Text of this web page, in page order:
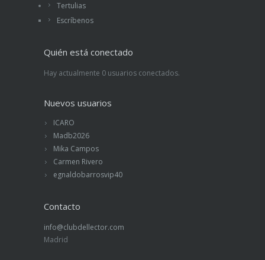
Tertulias
Escríbenos
Quién está conectado
Hay actualmente 0 usuarios conectados.
Nuevos usuarios
ICARO
Madb2026
Mika Campos
Carmen Rivero
egnaldobarrosvip40
Contacto
info@clubdellector.com
Madrid